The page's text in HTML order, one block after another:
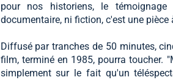
pour nos historiens, le
documentaire, ni fiction, c'est une
Diffusé par tranches de 50 minutes,
film, terminé en 1985, pourra toucher.
simplement sur le fait qu'un